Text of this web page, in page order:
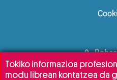
Tokiko informazioa
modu librean kontatzea da